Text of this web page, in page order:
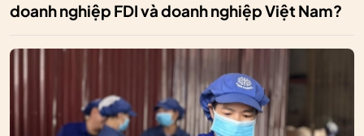
doanh nghiệp FDI và doanh nghiệp Việt Nam?